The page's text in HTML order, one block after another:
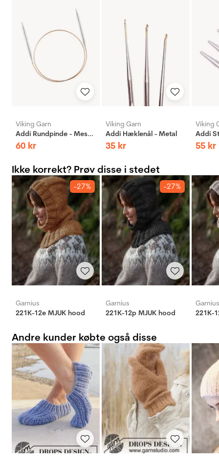
Viking Garn
Addi Rundpinde - Messing
60 kr
Viking Garn
Addi Hæklenål - Metal
35 kr
Viking
55 kr
Ikke korrekt? Prøv disse i stedet
-27%
Garnius
221K-12e MJUK hood
-27%
Garnius
221K-12p MJUK hood
Garnius
221K-
Andre kunder købte også disse